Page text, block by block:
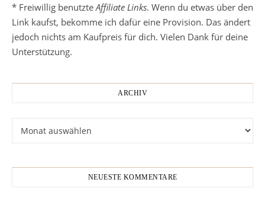
* Freiwillig benutzte Affiliate Links. Wenn du etwas über den
Link kaufst, bekomme ich dafür eine Provision. Das ändert
jedoch nichts am Kaufpreis für dich. Vielen Dank für deine
Unterstützung.
ARCHIV
NEUESTE KOMMENTARE